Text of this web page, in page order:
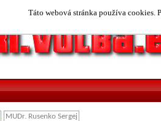
Táto webová stránka používa cookies.
MUDr. Rusenko Sergej